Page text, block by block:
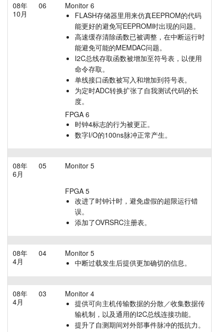
08年
10月
06
Monitor 6
FLASH存储器里用来仿真EEPROM的代码
能更好的避免写EEPROM时出现的问题。
高速缓存清除函数已被调整，在中断运行时
能避免可能的MEMDAC问题。
I2C总线存取函数被增加至符号表，以便用
命令存取。
单线接口函数被写入和增加到符号表。
为定时ADC转换扩张了自我测试代码的长
度。
FPGA 6
时钟4标志的行为被更正。
数字I/O的100ns脉冲正常产生。
08年
6月
05 Monitor 5
FPGA 5
改进了时钟计时，避免虚假的超限运行错
误。
添加了OVRSRC注册表。
08年
4月
04
Monitor 5
中断过载发生后提供更加确切的信息。
08年
4月
03
Monitor 4
提供可向主机传输数据的分散／收集数据传
输机制，以及通用的I2C总线连接功能。
提升了自测期间对外部事件脉冲的抵抗力。